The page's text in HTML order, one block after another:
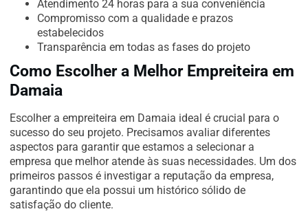
Atendimento 24 horas para a sua conveniência
Compromisso com a qualidade e prazos
estabelecidos
Transparência em todas as fases do projeto
Como Escolher a Melhor Empreiteira em
Damaia
Escolher a empreiteira em Damaia ideal é crucial para o
sucesso do seu projeto. Precisamos avaliar diferentes
aspectos para garantir que estamos a selecionar a
empresa que melhor atende às suas necessidades. Um dos
primeiros passos é investigar a reputação da empresa,
garantindo que ela possui um histórico sólido de
satisfação do cliente.